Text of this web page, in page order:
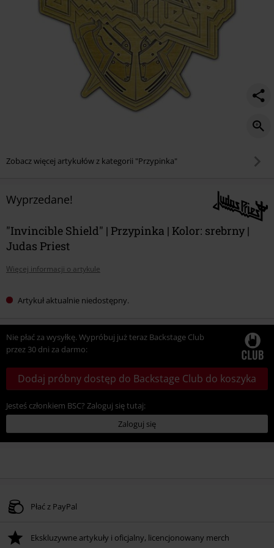
Zobacz więcej artykułów z kategorii "Przypinka"
Wyprzedane!
"Invincible Shield" | Przypinka | Kolor: srebrny |
Judas Priest
Więcej informacji o artykule
Artykuł aktualnie niedostępny.
Nie płać za wysyłkę. Wypróbuj już teraz Backstage Club
przez 30 dni za darmo:
Dodaj próbny dostęp do Backstage Club do koszyka
Jesteś członkiem BSC? Zaloguj się tutaj:
Zaloguj się
Płać z PayPal
Ekskluzywne artykuły i oficjalny, licencjonowany merch